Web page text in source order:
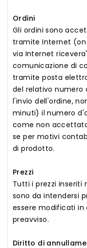
Ordini
Gli ordini sono
tramite Internet (on
via Internet
comunicazione di
tramite posta
del relativo numero
l'invio dell'ordine,
minuti) il numero
come non
se per motivi
di prodotto.
Prezzi
Tutti i prezzi inseriti
sono da intendersi
essere modificati in
preavviso.
Diritto di